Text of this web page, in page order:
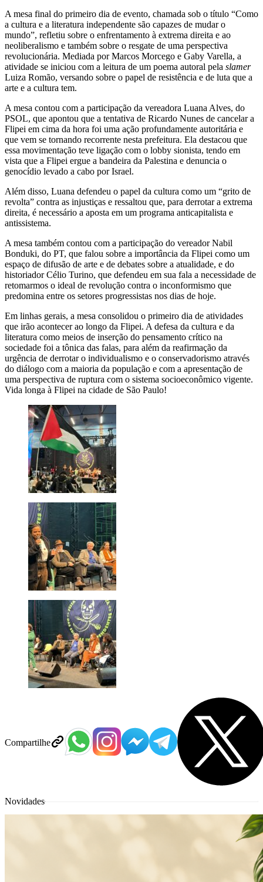
Compartilhe
A mesa final do primeiro dia de evento, chamada sob o título “Como
a cultura e a literatura independente são capazes de mudar o
mundo”, refletiu sobre o enfrentamento à extrema direita e ao
neoliberalismo e também sobre o resgate de uma perspectiva
revolucionária. Mediada por Marcos Morcego e Gaby Varella, a
atividade se iniciou com a leitura de um poema autoral pela slamer
Luiza Romão, versando sobre o papel de resistência e de luta que a
arte e a cultura tem.
A mesa contou com a participação da vereadora Luana Alves, do
PSOL, que apontou que a tentativa de Ricardo Nunes de cancelar a
Flipei em cima da hora foi uma ação profundamente autoritária e
que vem se tornando recorrente nesta prefeitura. Ela destacou que
essa movimentação teve ligação com o lobby sionista, tendo em
vista que a Flipei ergue a bandeira da Palestina e denuncia o
genocídio levado a cabo por Israel.
Além disso, Luana defendeu o papel da cultura como um “grito de
revolta” contra as injustiças e ressaltou que, para derrotar a extrema
direita, é necessário a aposta em um programa anticapitalista e
antissistema.
A mesa também contou com a participação do vereador Nabil
Bonduki, do PT, que falou sobre a importância da Flipei como um
espaço de difusão de arte e de debates sobre a atualidade, e do
historiador Célio Turino, que defendeu em sua fala a necessidade de
retomarmos o ideal de revolução contra o inconformismo que
predomina entre os setores progressistas nos dias de hoje.
Em linhas gerais, a mesa consolidou o primeiro dia de atividades
que irão acontecer ao longo da Flipei. A defesa da cultura e da
literatura como meios de inserção do pensamento crítico na
sociedade foi a tônica das falas, para além da reafirmação da
urgência de derrotar o individualismo e o conservadorismo através
do diálogo com a maioria da população e com a apresentação de
uma perspectiva de ruptura com o sistema socioeconômico vigente.
Vida longa à Flipei na cidade de São Paulo!
Novidades